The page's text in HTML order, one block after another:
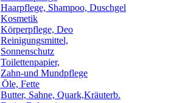
Haarpflege, Shampoo, Duschgel
Kosmetik
Körperpflege, Deo
Reinigungsmittel,
Sonnenschutz
Toilettenpapier,
Zahn-und Mundpflege
Fette
Butter, Sahne, Quark,Kräuterb.